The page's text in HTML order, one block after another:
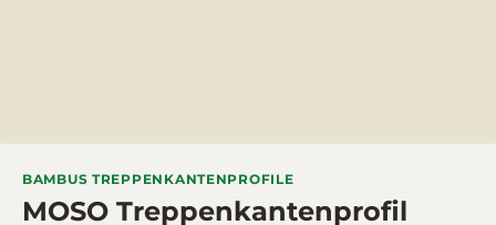
BAMBUS TREPPENKANTENPROFILE
MOSO Treppenkantenprofil